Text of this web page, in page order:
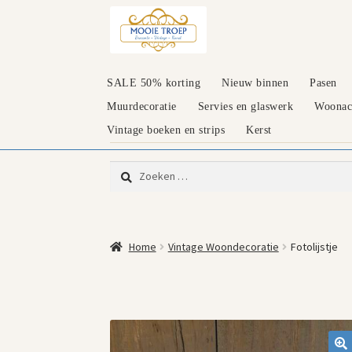
door
naar
SALE 50% korting Nieuw binnen
Pasen
Muurdecoratie
Servies en glaswerk
Vintage boeken en strips
Kerst
Zoeken
naar:
Home Vintage Woondecoratie Fotolijstje